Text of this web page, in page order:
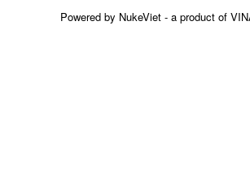
Powered by NukeViet - a product of